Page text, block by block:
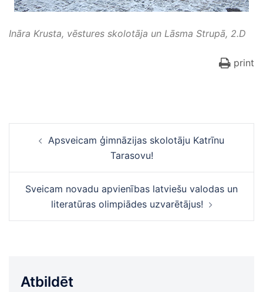
Ināra Krusta, vēstures skolotāja un Lāsma Strupā, 2.D
print
navigācijaApsveicam ģimnāzijas skolotāju Katrīnu
Tarasovu!
Sveicam novadu apvienības latviešu valodas un
literatūras olimpiādes uzvarētājus!
Atbildēt